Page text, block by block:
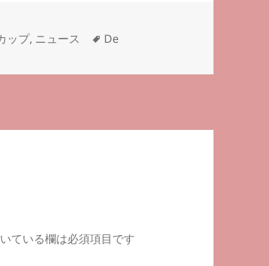
ップ, ニュース
タ
De
ている欄は必須項目です